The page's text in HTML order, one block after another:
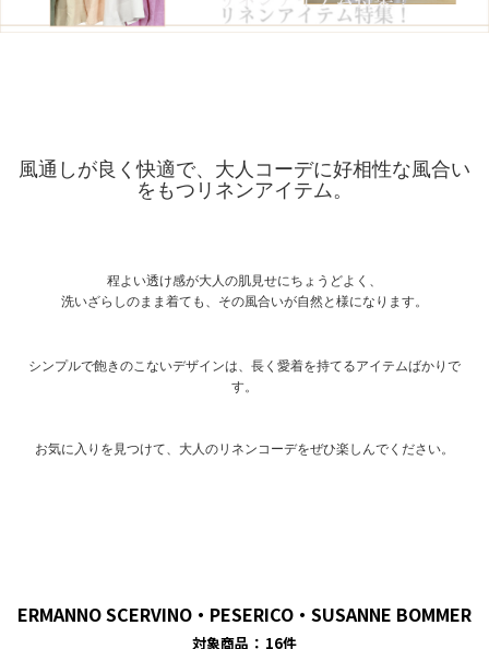
風通しが良く快適で、大人コーデに好相性な風合い
をもつリネンアイテム。
程よい透け感が大人の肌見せにちょうどよく、
洗いざらしのまま着ても、その風合いが自然と様になります。
シンプルで飽きのこないデザインは、長く愛着を持てるアイテムばかりで
す。
お気に入りを見つけて、大人のリネンコーデをぜひ楽しんでください。
ERMANNO SCERVINO・PESERICO・SUSANNE BOMMER
対象商品 16件